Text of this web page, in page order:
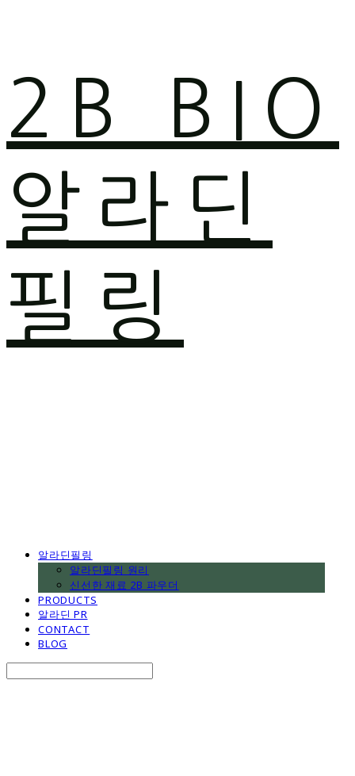
2B BIO
알라딘
필링
알라딘필링
알라딘필링 원리
신선한 재료 2B 파우더
PRODUCTS
알라딘 PR
CONTACT
BLOG